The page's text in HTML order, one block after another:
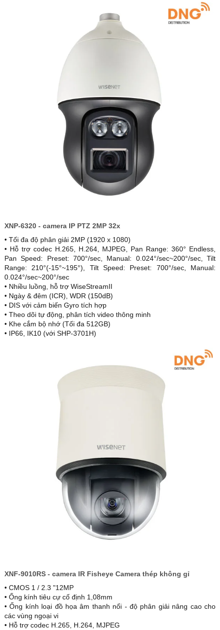
XNP-6320 - camera IP PTZ 2MP 32x
• Tối đa độ phân giải 2MP (1920 x 1080)
• Hỗ trợ codec H.265, H.264, MJPEG, Pan Range: 360° Endless,
Pan Speed: Preset: 700°/sec, Manual: 0.024°/sec~200°/sec, Tilt
Range: 210°(-15°~195°), Tilt Speed: Preset: 700°/sec, Manual:
0.024°/sec~200°/sec
• Nhiều luồng, hỗ trợ WiseStreamII
• Ngày & đêm (ICR), WDR (150dB)
• DIS với cảm biến Gyro tích hợp
• Theo dõi tự động, phân tích video thông minh
• Khe cắm bộ nhớ (Tối đa 512GB)
• IP66, IK10 (với SHP-3701H)
XNF-9010RS - camera IR Fisheye Camera thép không gỉ
• CMOS 1 / 2.3 "12MP
• Ống kính tiêu cự cố định 1,08mm
• Ống kính loại đồ họa âm thanh nổi - độ phân giải nâng cao cho
các vùng ngoại vi
• Hỗ trợ codec H.265, H.264, MJPEG